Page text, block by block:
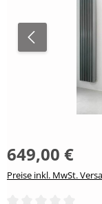
649,00 €
Preise inkl. MwSt.